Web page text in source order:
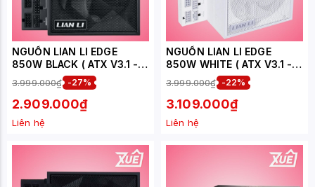
NGUỒN LIAN LI EDGE
850W BLACK ( ATX V3.1 -
80PLUS GOLD - FULL
MODULAR - USB HUB NOT
INCLUDED )
3.999.000₫ -27%
2.909.000₫
Liên hệ
NGUỒN LIAN LI EDGE
850W WHITE ( ATX V3.1 -
80PLUS GOLD - FULL
MODULAR - USB HUB NOT
INCLUDED )
3.999.000₫ -22%
3.109.000₫
Liên hệ